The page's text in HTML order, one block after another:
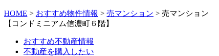
HOME > おすすめ物件情報 > 売マンション > 売マンション
【コンドミニアム信濃町６階】
おすすめ不動産情報
不動産を購入したい